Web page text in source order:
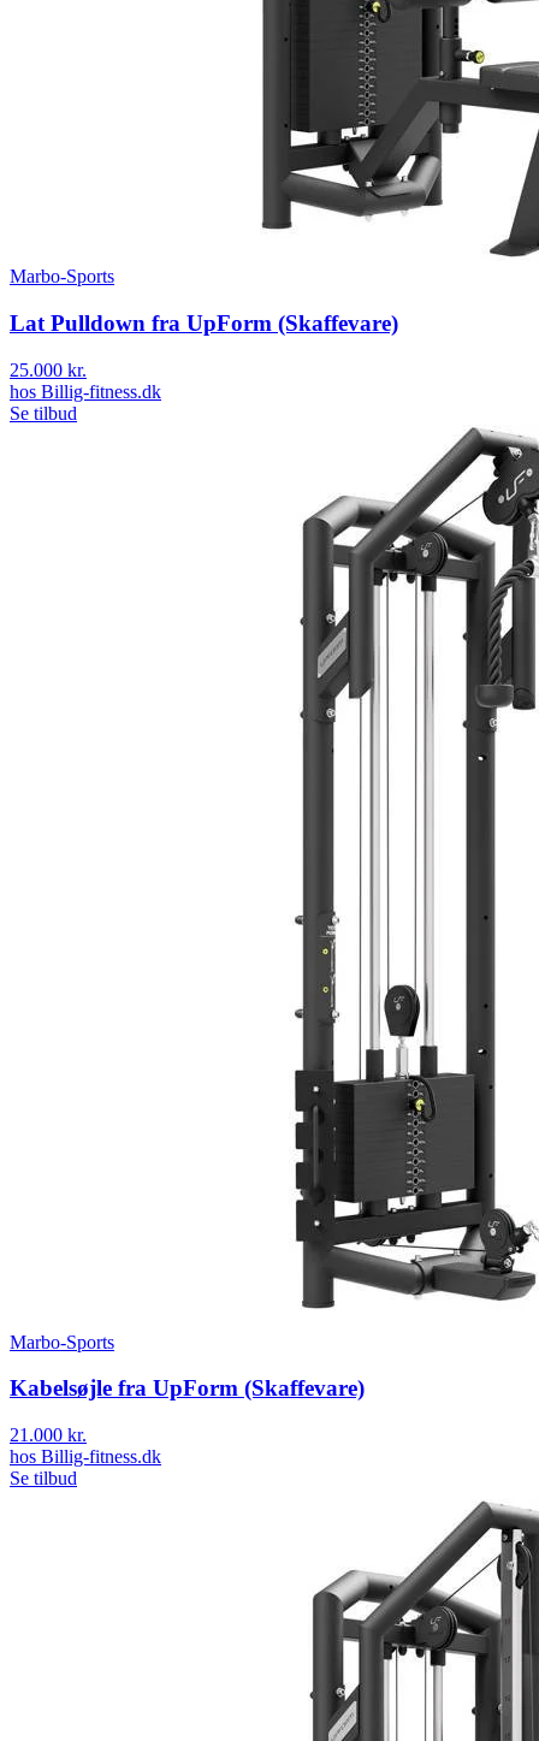
Marbo-Sports
Lat Pulldown fra UpForm (Skaffevare)
25.000 kr.
hos Billig-fitness.dk
Se tilbud
Marbo-Sports
Kabelsøjle fra UpForm (Skaffevare)
21.000 kr.
hos Billig-fitness.dk
Se tilbud